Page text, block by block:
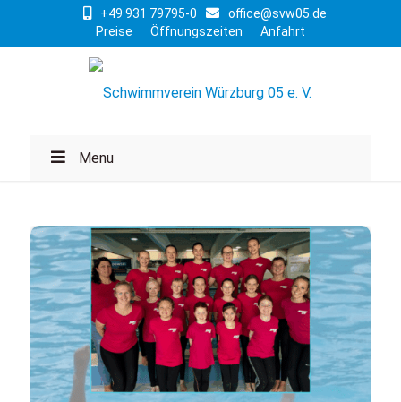
+49 931 79795-0
office@svw05.de
Preise
Öffnungszeiten Anfahrt
Menu